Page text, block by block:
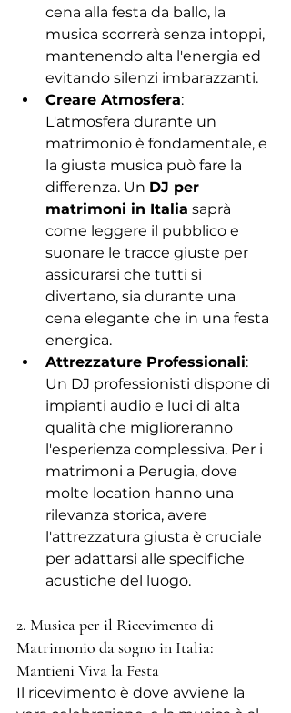
cena alla festa da ballo, la
musica scorrerà senza intoppi,
mantenendo alta l'energia ed
evitando silenzi imbarazzanti.
Creare Atmosfera:
L'atmosfera durante un
matrimonio è fondamentale, e
la giusta musica può fare la
differenza. Un DJ per
matrimoni in Italia saprà
come leggere il pubblico e
suonare le tracce giuste per
assicurarsi che tutti si
divertano, sia durante una
cena elegante che in una festa
energica.
Attrezzature Professionali:
Un DJ professionisti dispone di
impianti audio e luci di alta
qualità che miglioreranno
l'esperienza complessiva. Per i
matrimoni a Perugia, dove
molte location hanno una
rilevanza storica, avere
l'attrezzatura giusta è cruciale
per adattarsi alle specifiche
acustiche del luogo.
2. Musica per il Ricevimento di
Matrimonio da sogno in Italia:
Mantieni Viva la Festa
Il ricevimento è dove avviene la